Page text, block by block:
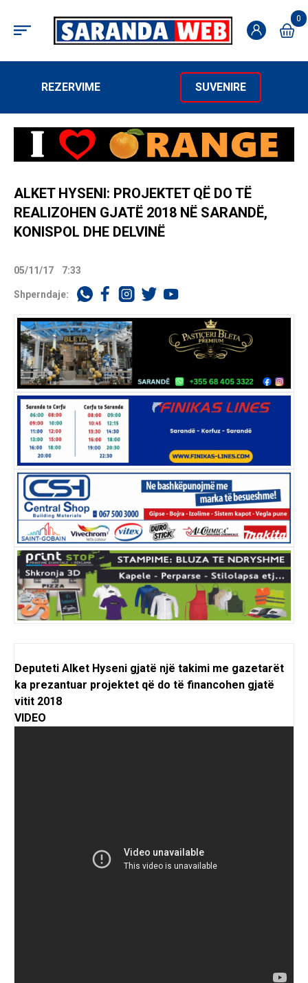
0
REZERVIME SUVENIRE
ALKET HYSENI: PROJEKTET QË DO TË
REALIZOHEN GJATË 2018 NË SARANDË,
KONISPOL DHE DELVINË
05/11/17 7:33
Shperndaje:
Deputeti Alket Hyseni gjatë një takimi me gazetarët
ka prezantuar projektet që do të financohen gjatë
vitit 2018
VIDEO